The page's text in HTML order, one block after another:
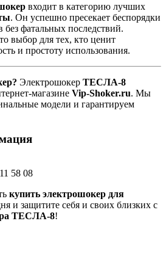
входит в категорию лучших
. Он успешно пресекает беспорядки
без фатальных последствий.
выбор для тех, кто ценит
и простоту использования.
Электрошокер ТЕСЛА-8
магазине Vip-Shoker.ru. Мы
модели и гарантируем
58 08
купить электрошокер для
и защитите себя и своих близких с
ТЕСЛА-8!